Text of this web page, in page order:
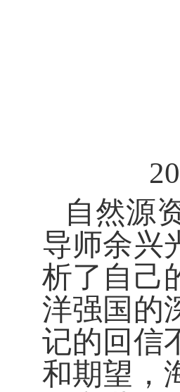
自然源
导师余兴
析了自己
洋强国的
记的回信
和期望，